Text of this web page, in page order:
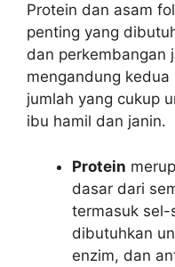
Protein dan asam
penting yang
dan perkembangan
mengandung
jumlah yang cukup
ibu hamil dan janin.
Protein
dasar dari
termasuk sel-
dibutuhkan
enzim, dan